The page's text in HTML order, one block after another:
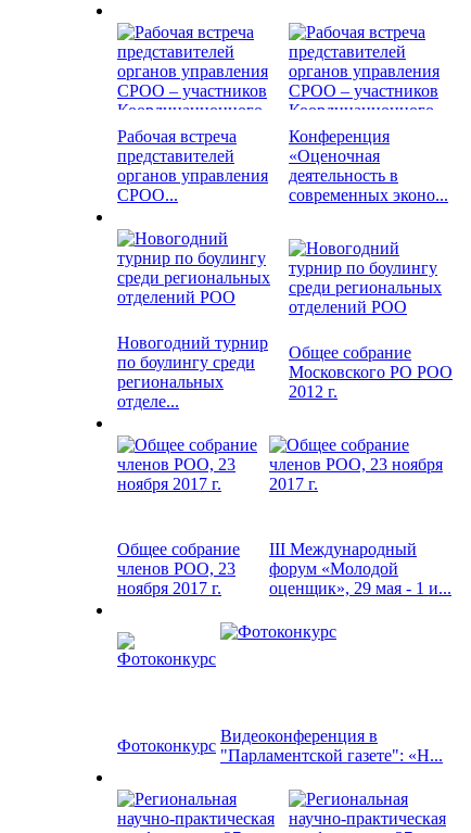
Рабочая встреча
представителей
органов управления
СРОО...
Конференция
«Оценочная
деятельность в
современных эконо...
Новогодний турнир
по боулингу среди
региональных
отделе...
Общее собрание
Московского РО РОО
2012 г.
Общее собрание
членов РОО, 23
ноября 2017 г.
III Международный
форум «Молодой
оценщик», 29 мая - 1 и...
Фотоконкурс
Видеоконференция в
"Парламентской газете": «Н...